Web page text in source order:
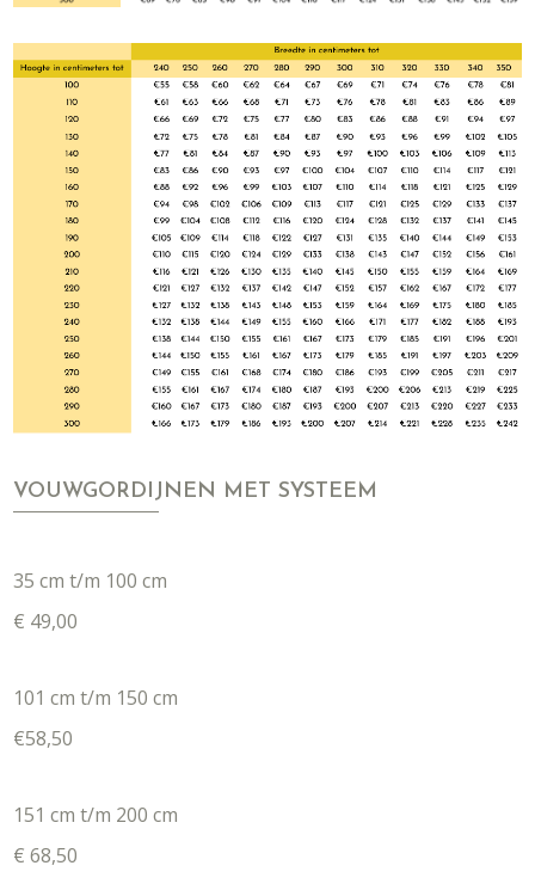
VOUWGORDIJNEN MET SYSTEEM
35 cm t/m 100 cm
€ 49,00
101 cm t/m 150 cm
€58,50
151 cm t/m 200 cm
€ 68,50